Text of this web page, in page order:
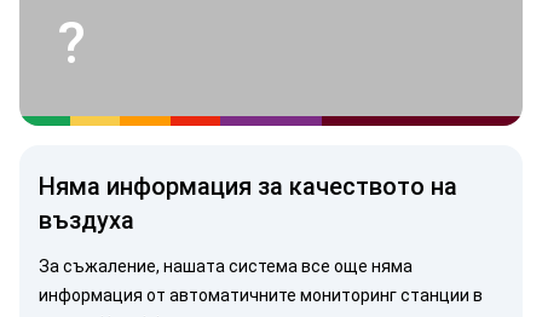
?
Няма информация за качеството на
въздуха
За съжаление, нашата система все още няма
информация от автоматичните мониторинг станции в